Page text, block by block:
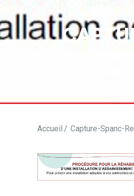
Accueil Capture-Spanc-